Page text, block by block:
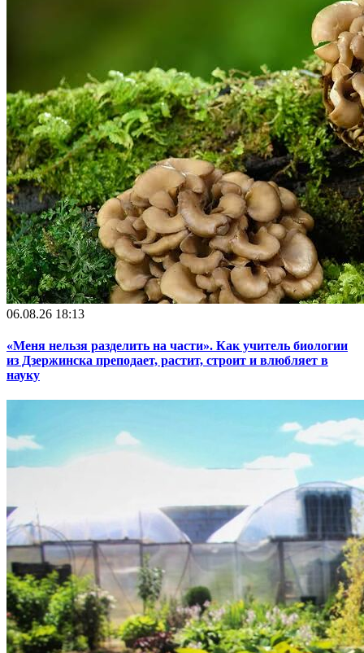
06.08.26 18:13
«Меня нельзя разделить на части». Как учитель биологии
из Дзержинска преподает, растит, строит и влюбляет в
науку